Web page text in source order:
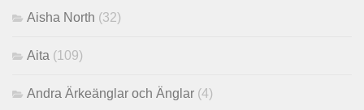
Aisha North (32)
Aita (109)
Andra Ärkeänglar och Änglar (4)